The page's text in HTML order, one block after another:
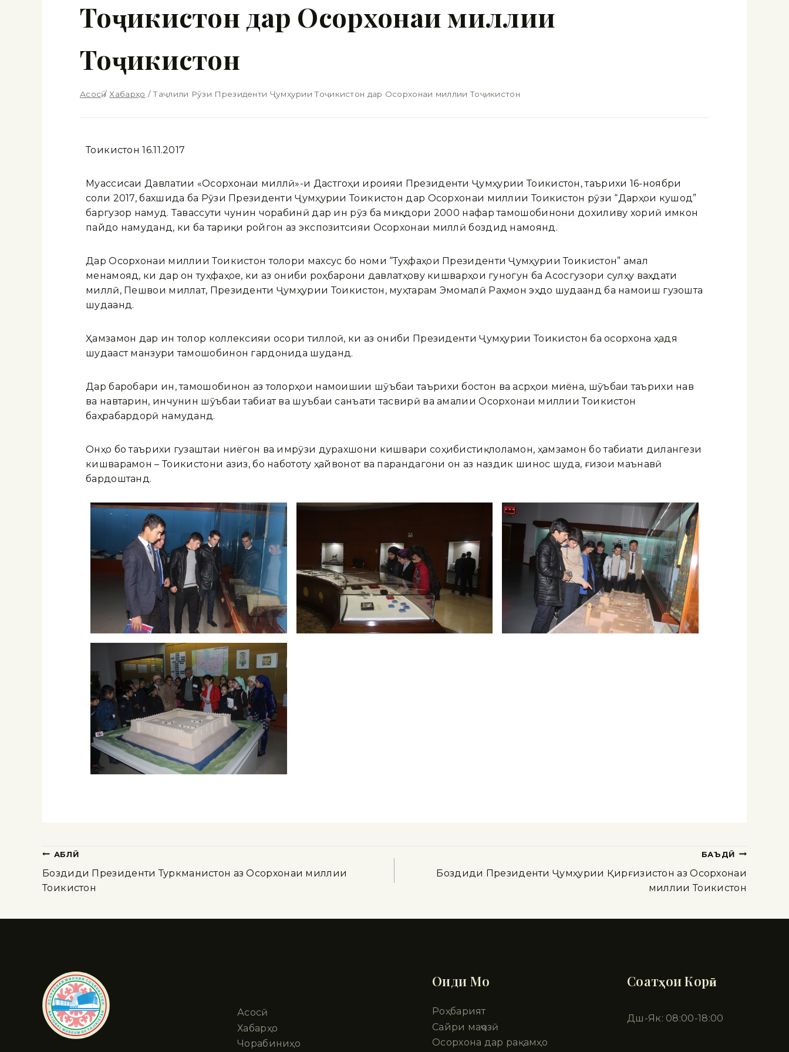
Тоҷикистон дар Осорхонаи миллии
Тоҷикистон
Асосӣ / Хабарҳо / Таҷлили Рӯзи Президенти Ҷумҳурии Тоҷикистон дар Осорхонаи миллии Тоҷикистон
Тоҷикистон 16.11.2017
Муассисаи Давлатии «Осорхонаи миллӣ»-и Дастгоҳи иҷроияи Президенти Ҷумҳурии Тоҷикистон, таърихи 16-ноябри
соли 2017, бахшида ба Рӯзи Президенти Ҷумҳурии Тоҷикистон дар Осорхонаи миллии Тоҷикистон рӯзи “Дарҳои кушод”
баргузор намуд. Тавассути чунин чорабинӣ дар ин рӯз ба миқдори 2000 нафар тамошобинони дохиливу хориҷӣ имкон
пайдо намуданд, ки ба тариқи ройгон аз экспозитсияи Осорхонаи миллӣ боздид намоянд.
Дар Осорхонаи миллии Тоҷикистон толори махсус бо номи “Туҳфаҳои Президенти Ҷумҳурии Тоҷикистон” амал
менамояд, ки дар он туҳфаҳое, ки аз ҷониби роҳбарони давлатҳову кишварҳои гуногун ба Асосгузори сулҳу ваҳдати
миллӣ, Пешвои миллат, Президенти Ҷумҳурии Тоҷикистон, муҳтарам Эмомалӣ Раҳмон эҳдо шудаанд ба намоиш гузошта
шудаанд.
Ҳамзамон дар ин толор коллексияи осори тиллоӣ, ки аз ҷониби Президенти Ҷумҳурии Тоҷикистон ба осорхона ҳадя
шудааст манзури тамошобинон гардонида шуданд.
Дар баробари ин, тамошобинон аз толорҳои намоишии шӯъбаи таърихи бостон ва асрҳои миёна, шӯъбаи таърихи нав
ва навтарин, инчунин шӯъбаи табиат ва шуъбаи санъати тасвирӣ ва амалии Осорхонаи миллии Тоҷикистон
баҳрабардорӣ намуданд.
Онҳо бо таърихи гузаштаи ниёгон ва имрӯзи дурахшони кишвари соҳибистиқлоламон, ҳамзамон бо табиати дилангези
кишварамон – Тоҷикистони азиз, бо набототу ҳайвонот ва парандагони он аз наздик шинос шуда, ғизои маънавӣ
бардоштанд.
ҚАБЛӢ
Боздиди Президенти Туркманистон аз Осорхонаи миллии
Тоҷикистон
БАЪДӢ
Боздиди Президенти Ҷумҳурии Қирғизистон аз Осорхонаи
миллии Тоҷикистон
Асосӣ
Хабарҳо
Чорабиниҳо
Оиди Мо
Роҳбарият
Сайри маҷозӣ
Осорхона дар рақамҳо
Соатҳои Корӣ
Дш-Як: 08:00-18:00